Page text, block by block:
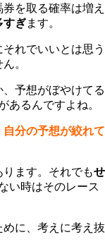
を取る確率は増え
すぎます。
れでいいとは思う
。
予想がぼやけてる
あるんですよね。
自分の予想が絞れて
ます。それでもせ
い時はそのレース
に、考えに考え抜